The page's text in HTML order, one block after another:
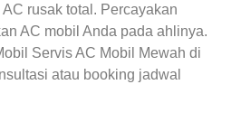
rusak total. Percayakan
AC mobil Anda pada ahlinya.
Servis AC Mobil Mewah di
atau booking jadwal